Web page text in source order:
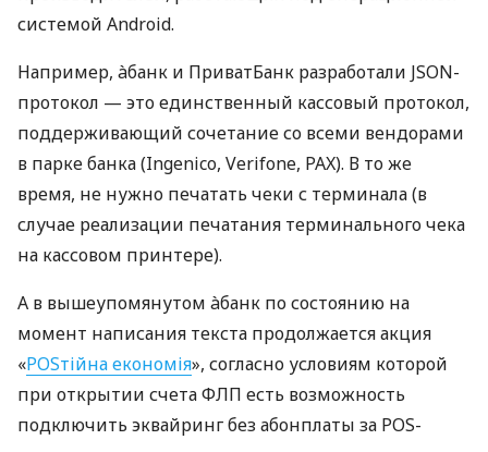
системой Android.
Например, àбанк и ПриватБанк разработали JSON-
протокол — это единственный кассовый протокол,
поддерживающий сочетание со всеми вендорами
в парке банка (Ingenico, Verifone, PAX). В то же
время, не нужно печатать чеки с терминала (в
случае реализации печатания терминального чека
на кассовом принтере).
А в вышеупомянутом àбанк по состоянию на
момент написания текста продолжается акция
«POSтійна економія», согласно условиям которой
при открытии счета ФЛП есть возможность
подключить эквайринг без абонплаты за POS-